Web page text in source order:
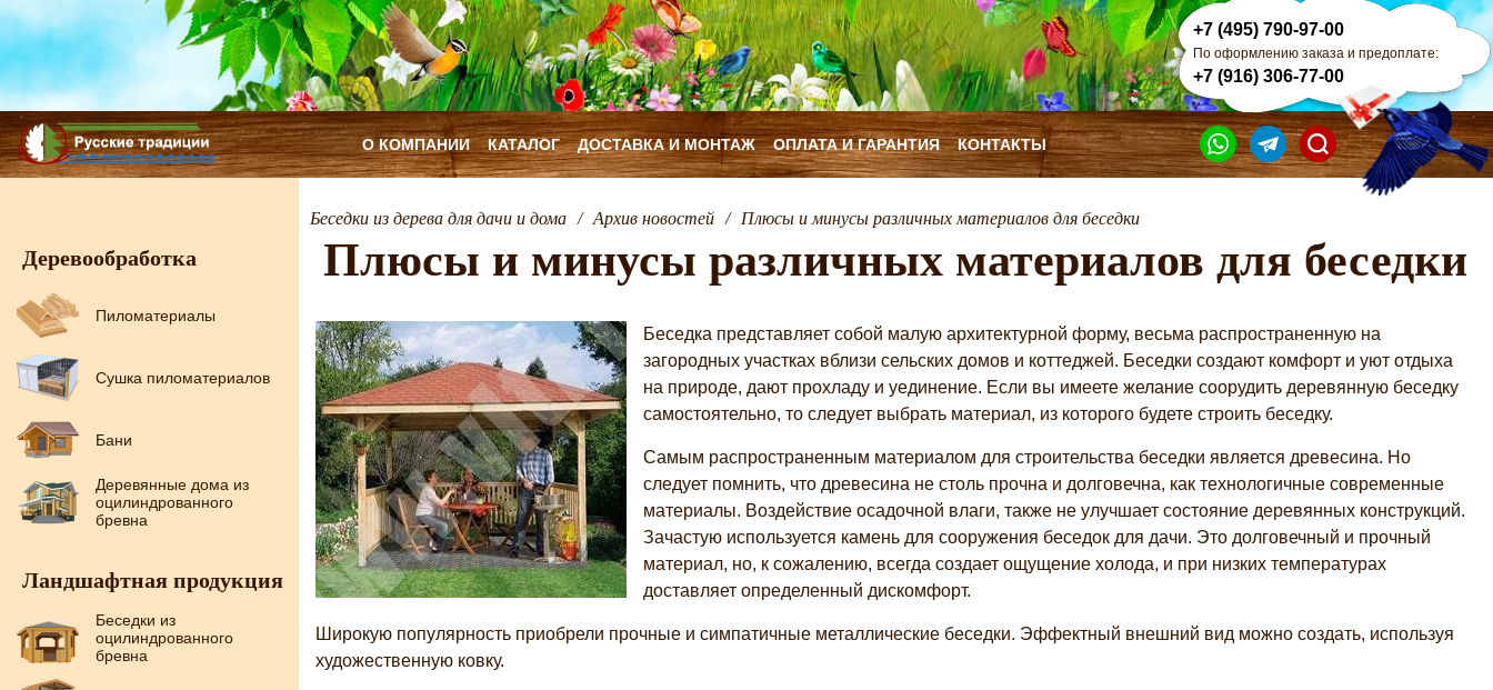
О КОМПАНИИ ДОСТАВКА И МОНТАЖ ОПЛАТА И ГАРАНТИЯ КОНТАКТЫ
КАТАЛОГ
+7 (495) 790-97-00
По оформлению заказа и предоплате:
+7 (916) 306-77-00
Деревообработка
Пиломатериалы
Сушка пиломатериалов
Бани
Деревянные дома из
оцилиндрованного
бревна
Ландшафтная продукция
Беседки из
оцилиндрованного
бревна
Беседки из дерева для дачи и дома / Архив новостей / Плюсы и минусы различных материалов для беседки
Плюсы и минусы различных материалов для беседки
Беседка представляет собой малую архитектурной форму, весьма распространенную на
загородных участках вблизи сельских домов и коттеджей. Беседки создают комфорт и уют отдыха
на природе, дают прохладу и уединение. Если вы имеете желание соорудить деревянную беседку
самостоятельно, то следует выбрать материал, из которого будете строить беседку.
Самым распространенным материалом для строительства беседки является древесина. Но
следует помнить, что древесина не столь прочна и долговечна, как технологичные современные
материалы. Воздействие осадочной влаги, также не улучшает состояние деревянных конструкций.
Зачастую используется камень для сооружения беседок для дачи. Это долговечный и прочный
материал, но, к сожалению, всегда создает ощущение холода, и при низких температурах
доставляет определенный дискомфорт.
Широкую популярность приобрели прочные и симпатичные металлические беседки. Эффектный внешний вид можно создать, используя
художественную ковку.